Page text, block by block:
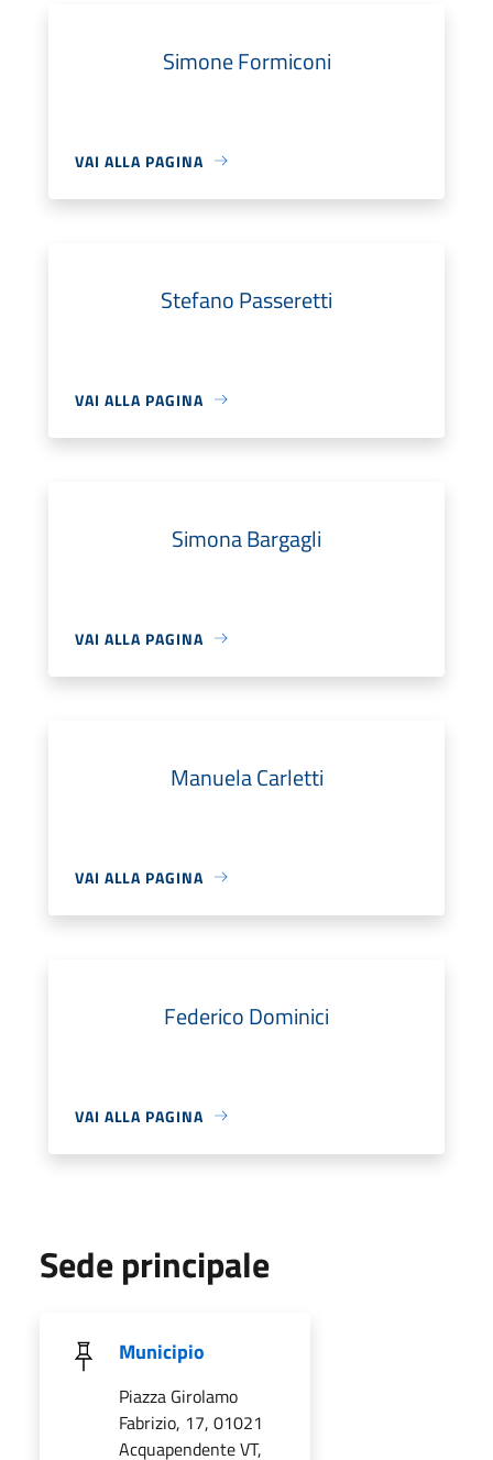
Simone Formiconi
VAI ALLA PAGINA
Stefano Passeretti
VAI ALLA PAGINA
Simona Bargagli
VAI ALLA PAGINA
Manuela Carletti
VAI ALLA PAGINA
Federico Dominici
VAI ALLA PAGINA
Sede principale
Municipio
Piazza Girolamo
Fabrizio, 17, 01021
Acquapendente VT,